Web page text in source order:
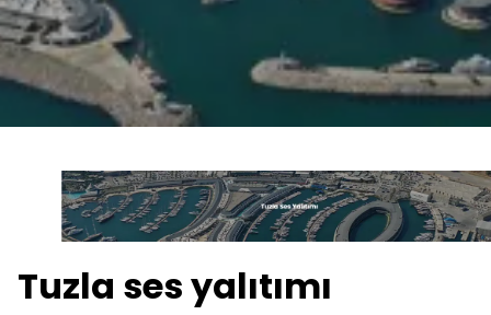
Tuzla ses yalıtımı